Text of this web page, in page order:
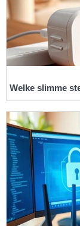
Welke slimme